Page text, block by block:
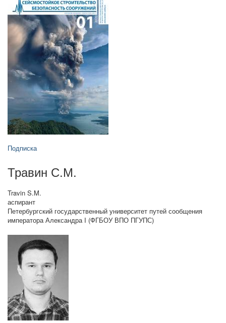
Подписка
Травин С.М.
Travin S.M.
аспирант
Петербургский государственный университет путей сообщения
императора Александра I (ФГБОУ ВПО ПГУПС)